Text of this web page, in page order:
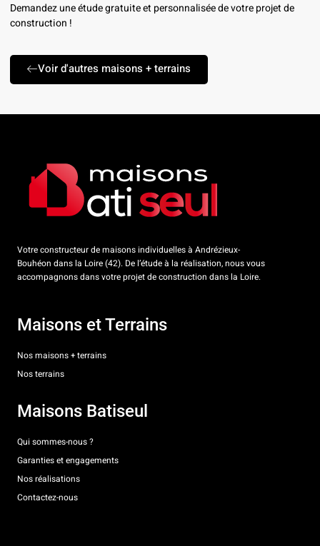
Demandez une étude gratuite et personnalisée de votre projet de
construction !
Voir d'autres maisons + terrains
Votre constructeur de maisons individuelles à Andrézieux-
Bouhéon dans la Loire (42). De l’étude à la réalisation, nous vous
accompagnons dans votre projet de construction dans la Loire.
Maisons et Terrains
Nos maisons + terrains
Nos terrains
Maisons Batiseul
Qui sommes-nous ?
Garanties et engagements
Nos réalisations
Contactez-nous